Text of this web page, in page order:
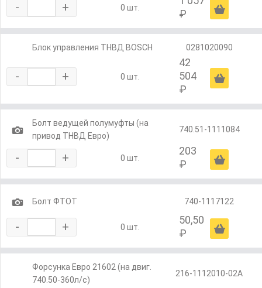
- + 0 шт.
₽
Ä
Блок управления ТНВД BOSCH 0281020090
- + 0 шт.
42
504
₽
Ä
1
Болт ведущей полумуфты (на
привод ТНВД Евро)
740.51-1111084
- + 0 шт.
203
₽
Ä
1 Болт ФТОТ 740-1117122
- + 0 шт.
50,50
₽
Ä
Форсунка Евро 21602 (на двиг.
740.50-360л/с)
216-1112010-02А